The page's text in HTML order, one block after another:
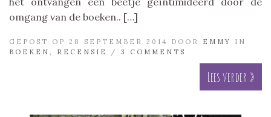
omgang van de boeken.. […]
GEPOST OP 28 SEPTEMBER 2014 DOOR EMMY
IN
BOEKEN
RECENSIE / 3 COMMENTS
Lees verder »